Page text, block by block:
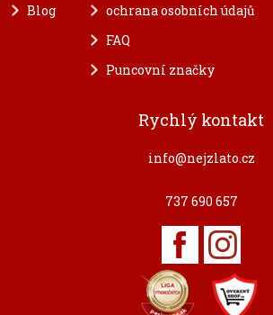
Blog
ochrana osobních údajů
FAQ
Puncovní značky
Rychlý kontakt
info@nejzlato.cz
737 690 657